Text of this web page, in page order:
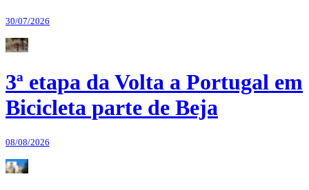
30/07/2026
3ª etapa da Volta a Portugal em
Bicicleta parte de Beja
08/08/2026